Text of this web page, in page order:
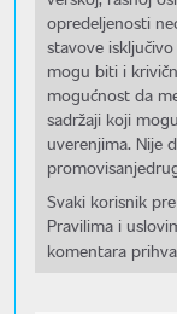
opredeljenosti
stavove
mogu biti i
mogućnost da
sadržaji koji
uverenjima. Nije
Svaki korisnik
Pravilima i
komentara